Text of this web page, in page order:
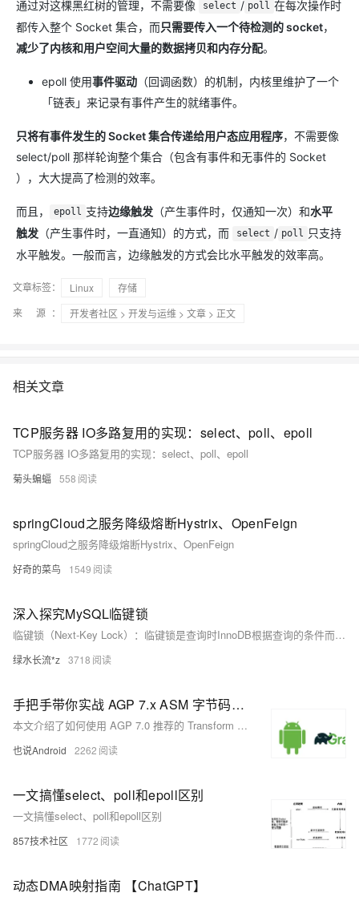
通过对这棵黑红树的管理，不需要像 select / poll 在每次操作时
都传入整个 Socket 集合，而只需要传入一个待检测的 socket，
减少了内核和用户空间大量的数据拷贝和内存分配。
epoll 使用事件驱动 （回调函数）的机制，内核里维护了一个
「链表」来记录有事件产生的就绪事件。
只将有事件发生的 Socket 集合传递给用户态应用程序，不需要像
select/poll 那样轮询整个集合（包含有事件和无事件的 Socket
），大大提高了检测的效率。
而且， epoll 支持边缘触发（产生事件时，仅通知一次）和水平
触发 （产生事件时，一直通知）的方式，而 select / poll 只支持
水平触发。一般而言，边缘触发的方式会比水平触发的效率高。
文章标签： Linux
存储
来 源：
开发者社区 > 开发与运维 > 文章 > 正文
相关文章
TCP服务器 IO多路复用的实现：select、poll、epoll
TCP服务器 IO多路复用的实现：select、poll、epoll
菊头蝙蝠 558
springCloud之服务降级熔断Hystrix、OpenFeign
springCloud之服务降级熔断Hystrix、OpenFeign
好奇的菜鸟 1549
深入探究MySQL临键锁
临键锁（Next-Key Lock）：临键锁是查询时InnoDB根据查询的条件而锁定的一个范围，这个范围中包含有间隙锁和记录数；临键锁=间隙锁+记录锁。 其设计的目的是为了解决Phantom Problem(幻读)；主要是阻塞insert，但由于临键锁中包含有记录锁，因此临键锁所锁定的范围内如果包含有记录，那么也会给这些记录添加记录锁，从而造成阻塞除insert之外的操作；
绿水长流*z 3718
手把手带你实战 AGP 7.x ASM 字节码插桩
本文介绍了如何使用 AGP 7.0 推荐的 Transform Action API 来实现 ASM 插桩。
也说Android 2262
一文搞懂select、poll和epoll区别
一文搞懂select、poll和epoll区别
857技术社区 1772
动态DMA映射指南 【ChatGPT】